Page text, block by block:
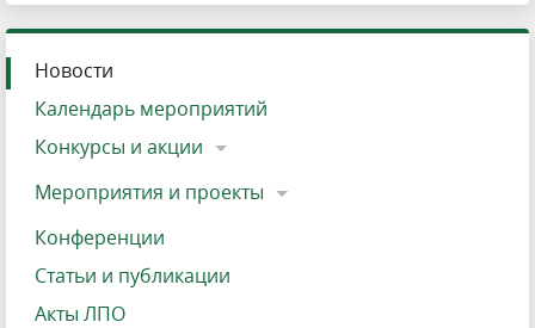
Новости
Календарь мероприятий
Конкурсы и акции
Мероприятия и проекты
Конференции
Статьи и публикации
Акты ЛПО